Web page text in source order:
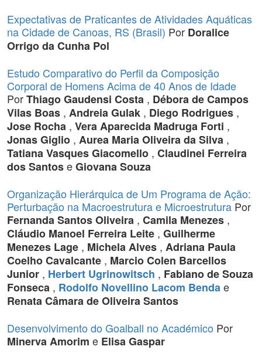
Expectativas de Praticantes de Atividades Aquáticas
na Cidade de Canoas, RS (Brasil) Por Doralice
Orrigo da Cunha Pol
Estudo Comparativo do Perfil da Composição
Corporal de Homens Acima de 40 Anos de Idade
PorThiago Gaudensi Costa , Débora de Campos
Vilas Boas , Andreia Gulak , Diego Rodrigues ,
Jose Rocha , Vera Aparecida Madruga Forti ,
Jonas Giglio , Aurea Maria Oliveira da Silva ,
Tatiana Vasques Giacomello , Claudinei Ferreira
dos SantoseGiovana Souza
Organização Hierárquica de Um Programa de Ação:
Perturbação na Macroestrutura e Microestrutura Por
Fernanda Santos Oliveira , Camila Menezes ,
Cláudio Manoel Ferreira Leite , Guilherme
Menezes Lage , Michela Alves , Adriana Paula
Coelho Cavalcante , Marcio Colen Barcellos
Junior , Herbert Ugrinowitsch , Fabiano de Souza
Fonseca , Rodolfo Novellino Lacom Bendae
Renata Câmara de Oliveira Santos
Desenvolvimento do Goalball no Académico Por
Minerva Amorim e Elisa Gaspar